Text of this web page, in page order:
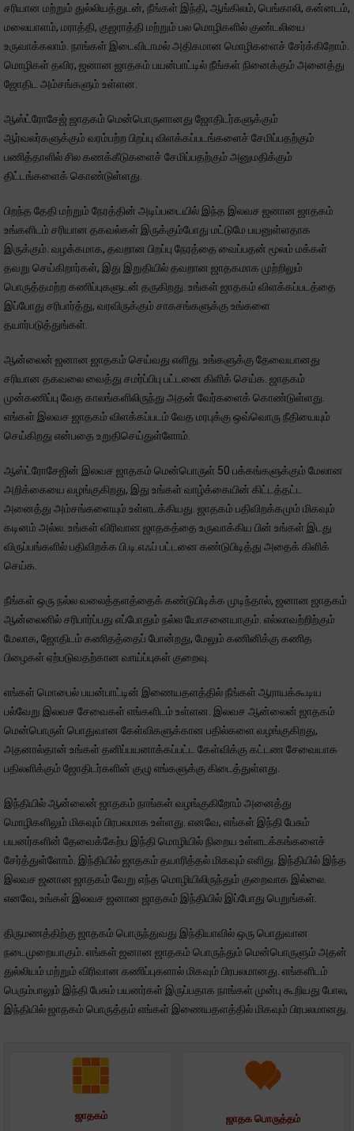
சரியான மற்றும் துல்லியத்துடன், நீங்கள் இந்தி, ஆங்கிலம், பெங்காலி, கன்னடம்,
மலையாளம், மராத்தி, குஜராத்தி மற்றும் பல மொழிகளில் குண்டலியை
உருவாக்கலாம். நாங்கள் இடைவிடாமல் அதிகமான மொழிகளைச் சேர்க்கிறோம்.
மொழிகள் தவிர, ஜனான ஜாதகம் பயன்பாட்டில் நீங்கள் நினைக்கும் அனைத்து
ஜோதிட அம்சங்களும் உள்ளன.
ஆஸ்ட்ரோசேஜ் ஜாதகம் மென்பொருளானது ஜோதிடர்களுக்கும்
ஆர்வலர்களுக்கும் வரம்பற்ற பிறப்பு விளக்கப்படங்களைச் சேமிப்பதற்கும்
பணித்தாளில் சில கணக்கீடுகளைச் சேமிப்பதற்கும் அனுமதிக்கும்
திட்டங்களைக் கொண்டுள்ளது.
பிறந்த தேதி மற்றும் நேரத்தின் அடிப்படையில் இந்த இலவச ஜனான ஜாதகம்
உங்களிடம் சரியான தகவல்கள் இருக்கும்போது மட்டுமே பயனுள்ளதாக
இருக்கும். வழக்கமாக, தவறான பிறப்பு நேரத்தை வைப்பதன் மூலம் மக்கள்
தவறு செய்கிறார்கள், இது இறுதியில் தவறான ஜாதகமாக முற்றிலும்
பொருத்தமற்ற கணிப்புகளுடன் தருகிறது. உங்கள் ஜாதகம் விளக்கப்படத்தை
இப்போது சரிபார்த்து, வரவிருக்கும் சாகசங்களுக்கு உங்களை
தயார்படுத்துங்கள்.
ஆன்லைன் ஜனான ஜாதகம் செய்வது எளிது. உங்களுக்கு தேவையானது
சரியான தகவலை வைத்து சமர்ப்பிபு பட்டனை கிளிக் செய்க. ஜாதகம்
முன்கணிப்பு வேத காலங்களிலிருந்து அதன் வேர்களைக் கொண்டுள்ளது.
எங்கள் இலவச ஜாதகம் விளக்கப்படம் வேத மரபுக்கு ஒவ்வொரு நீதியையும்
செய்கிறது என்பதை உறுதிசெய்துள்ளோம்.
ஆஸ்ட்ரோசேஜின் இலவச ஜாதகம் மென்பொருள் 50 பக்கங்களுக்கும் மேலான
அறிக்கையை வழங்குகிறது, இது உங்கள் வாழ்க்கையின் கிட்டத்தட்ட
அனைத்து அம்சங்களையும் உள்ளடக்கியது. ஜாதகம் பதிவிறக்கமும் மிகவும்
கடினம் அல்ல. உங்கள் விரிவான ஜாதகத்தை உருவாக்கிய பின் உங்கள் இடது
விருப்பங்களில் பதிவிறக்க பி.டி.எஃப் பட்டனை கண்டுபிடித்து அதைக் கிளிக்
செய்க.
நீங்கள் ஒரு நல்ல வலைத்தளத்தைக் கண்டுபிடிக்க முடிந்தால், ஜனான ஜாதகம்
ஆன்லைனில் சரிபார்ப்பது எப்போதும் நல்ல யோசனையாகும். எல்லாவற்றிற்கும்
மேலாக, ஜோதிடம் கணிதத்தைப் போன்றது, மேலும் கணினிக்கு கணித
பிழைகள் ஏற்படுவதற்கான வாய்ப்புகள் குறைவு.
எங்கள் மொபைல் பயன்பாட்டின் இணையதளத்தில் நீங்கள் ஆராயக்கூடிய
பல்வேறு இலவச சேவைகள் எங்களிடம் உள்ளன. இலவச ஆன்லைன் ஜாதகம்
மென்பொருள் பொதுவான கேள்விகளுக்கான பதில்களை வழங்குகிறது,
அதனால்தான் உங்கள் தனிப்பயனாக்கப்பட்ட கேள்விக்கு கட்டண சேவையாக
பதிலளிக்கும் ஜோதிடர்களின் குழு எங்களுக்கு கிடைத்துள்ளது.
இந்தியில் ஆன்லைன் ஜாதகம் நாங்கள் வழங்குகிறோம் அனைத்து
மொழிகளிலும் மிகவும் பிரபலமாக உள்ளது. எனவே, எங்கள் இந்தி பேசும்
பயனர்களின் தேவைக்கேற்ப இந்தி மொழியில் நிறைய உள்ளடக்கங்களைச்
சேர்த்துள்ளோம். இந்தியில் ஜாதகம் தயாரித்தல் மிகவும் எளிது. இந்தியில் இந்த
இலவச ஜனான ஜாதகம் வேறு எந்த மொழியிலிருந்தும் குறைவாக இல்லை.
எனவே, உங்கள் இலவச ஜனான ஜாதகம் இந்தியில் இப்போது பெறுங்கள்.
திருமணத்திற்கு ஜாதகம் பொருந்துவது இந்தியாவில் ஒரு பொதுவான
நடைமுறையாகும். எங்கள் ஜனான ஜாதகம் பொருந்தும் மென்பொருளும் அதன்
துல்லியம் மற்றும் விரிவான கணிப்புகளால் மிகவும் பிரபலமானது. எங்களிடம்
பெரும்பாலும் இந்தி பேசும் பயனர்கள் இருப்பதாக நாங்கள் முன்பு கூறியது போல,
இந்தியில் ஜாதகம் பொருத்தம் எங்கள் இணையதளத்தில் மிகவும் பிரபலமானது.
ஜாதகம் ஜாதக பொருத்தம்